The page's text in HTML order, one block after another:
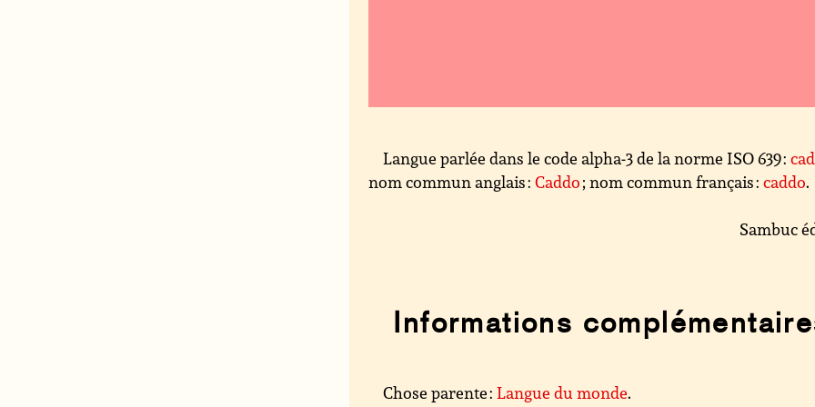
Langue parlée dans le code alpha-3 de la norme ISO 639 :cad
nom commun anglais :Caddo; nom commun français :caddo.
Sambuc
Informations
Chose parente :Langue du monde.